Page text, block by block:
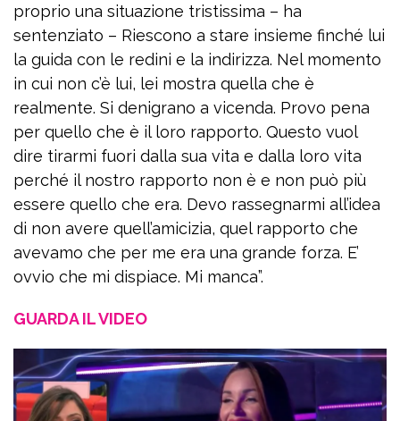
proprio una situazione tristissima – ha
sentenziato – Riescono a stare insieme finché lui
la guida con le redini e la indirizza. Nel momento
in cui non c’è lui, lei mostra quella che è
realmente. Si denigrano a vicenda. Provo pena
per quello che è il loro rapporto. Questo vuol
dire tirarmi fuori dalla sua vita e dalla loro vita
perché il nostro rapporto non è e non può più
essere quello che era. Devo rassegnarmi all’idea
di non avere quell’amicizia, quel rapporto che
avevamo che per me era una grande forza. E’
ovvio che mi dispiace. Mi manca”.
GUARDA IL VIDEO
della privacy policy
oppure
Accedi tramite Facebook
Chiudi